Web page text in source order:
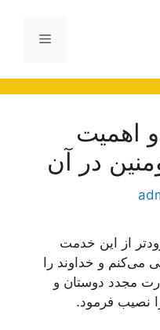
فهرست
اهمیت
در آن
از این خدمت
می‌كنم و خداوند را
مجدد دوستان و
نصیب فرمود.